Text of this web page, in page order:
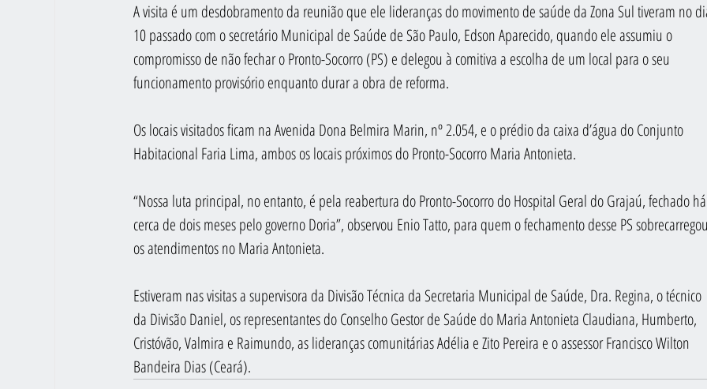
A visita é um desdobramento da reunião que ele lideranças do movimento de saúde da Zona Sul tiveram no
10 passado com o secretário Municipal de Saúde de São Paulo, Edson Aparecido, quando ele assumiu o
compromisso de não fechar o Pronto-Socorro (PS) e delegou à comitiva a escolha de um local para o seu
funcionamento provisório enquanto durar a obra de reforma.
Os locais visitados ficam na Avenida Dona Belmira Marin, nº 2.054, e o prédio da caixa d’água do Conjunto
Habitacional Faria Lima, ambos os locais próximos do Pronto-Socorro Maria Antonieta.
“Nossa luta principal, no entanto, é pela reabertura do Pronto-Socorro do Hospital Geral do Grajaú, fechado
cerca de dois meses pelo governo Doria”, observou Enio Tatto, para quem o fechamento desse PS
os atendimentos no Maria Antonieta.
Estiveram nas visitas a supervisora da Divisão Técnica da Secretaria Municipal de Saúde, Dra. Regina, o técnico
da Divisão Daniel, os representantes do Conselho Gestor de Saúde do Maria Antonieta Claudiana, Humberto,
Cristóvão, Valmira e Raimundo, as lideranças comunitárias Adélia e Zito Pereira e o assessor Francisco Wilton
Bandeira Dias (Ceará).